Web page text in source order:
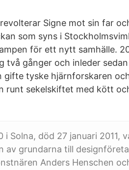
Signe mot sin far
som syns i
för ett nytt samhälle.
två gånger och inleder
gifte tyske hjärnforskaren
runt sekelskiftet med kött
Solna, död 27 januari 2011,
grundarna till
Anders Henschen